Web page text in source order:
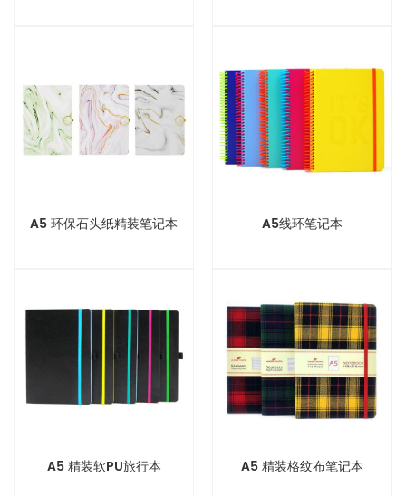
A5 环保石头纸精装笔记本 A5线环笔记本
A5 精装软PU旅行本 A5 精装格纹布笔记本